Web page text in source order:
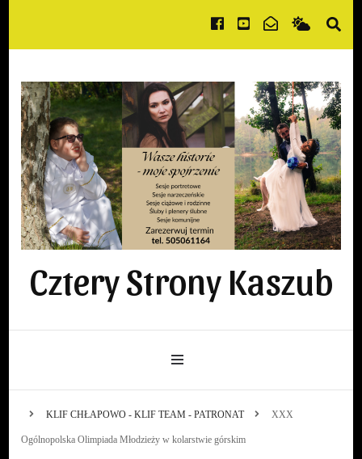
Cztery Strony Kaszub
KLIF CHŁAPOWO - KLIF TEAM - PATRONAT XXX
Ogólnopolska Olimpiada Młodzieży w kolarstwie górskim